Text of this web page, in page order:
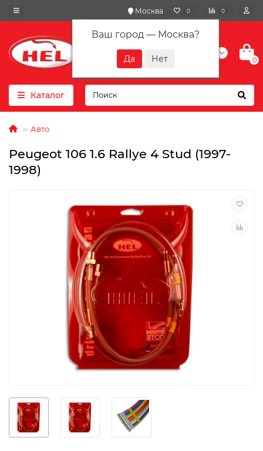
Москва
Ваш город — Москва?
0 0
+7(901) 417-10-01
0
Каталог
Авто
Peugeot 106 1.6 Rallye 4 Stud (1997-
1998)